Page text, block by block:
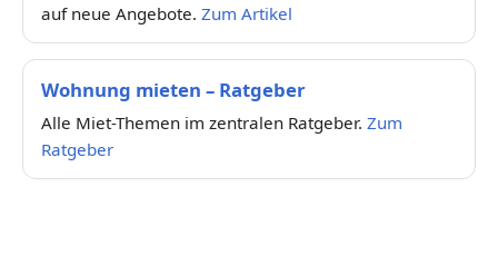
auf neue Angebote. Zum Artikel
Wohnung mieten – Ratgeber
Alle Miet-Themen im zentralen Ratgeber. Zum
Ratgeber